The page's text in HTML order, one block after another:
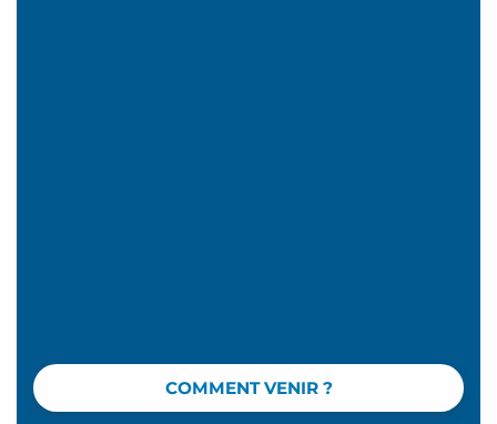
COMMENT VENIR ?